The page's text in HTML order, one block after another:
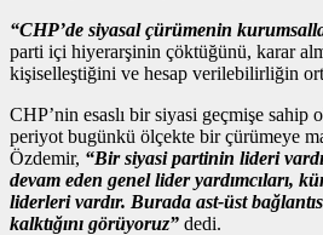
“CHP’de siyasal çürümenin
parti içi hiyerarşinin çöktüğünü, karar
kişiselleştiğini ve hesap verilebilirliğin
CHP’nin esaslı bir siyasi geçmişe
periyot bugünkü ölçekte bir çürümeye
Özdemir, “Bir siyasi partinin lideri
devam eden genel lider yardımcıları,
liderleri vardır. Burada ast-üst
kalktığını görüyoruz” dedi.